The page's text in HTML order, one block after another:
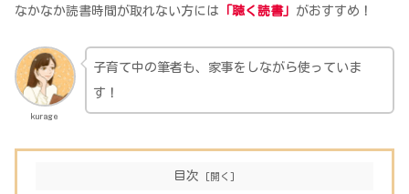
なかなか読書時間が取れない方には 「聴く読書」 がおすすめ！
kurage
子育て中の筆者も、家事をしながら使っていま
す！
目次